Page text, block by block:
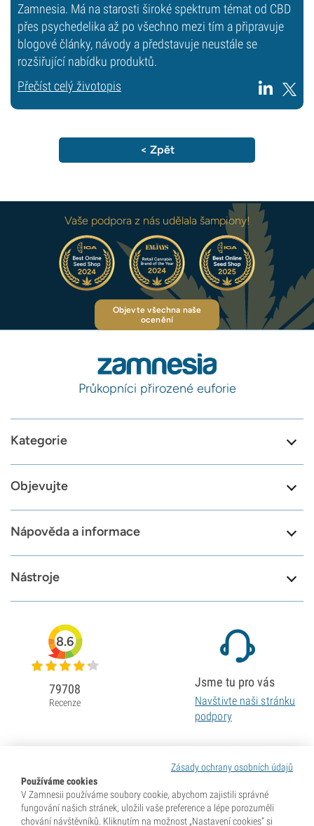
Zamnesia. Má na starosti široké spektrum témat od CBD
přes psychedelika až po všechno mezi tím a připravuje
blogové články, návody a představuje neustále se
rozšiřující nabídku produktů.
Přečíst celý životopis
< Zpět
Vaše podpora z nás udělala šampiony!
Objevte všechna naše
ocenění
Průkopníci přirozené euforie
Kategorie
Objevujte
Nápověda a informace
Nástroje
Zásady ochrany osobních údajů
Používáme cookies
V Zamnesii používáme soubory cookie, abychom zajistili správné
fungování našich stránek, uložili vaše preference a lépe porozuměli
chování návštěvníků. Kliknutím na možnost „Nastavení cookies“ si
8.6
79708
Recenze
Jsme tu pro vás
Navštivte naši stránku
podpory